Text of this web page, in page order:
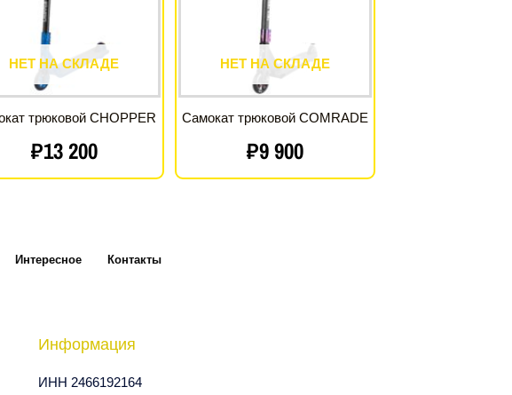
НЕТ НА СКЛАДЕ
трюковой CHOPPER
₽13 200
НЕТ НА СКЛАДЕ
Самокат трюковой COMRADE
₽9 900
Интересное Контакты
Информация
ИНН 2466192164